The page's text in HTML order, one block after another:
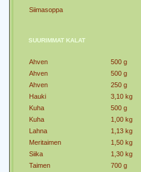
Siimasoppa
SUURIMMAT KALAT
Ahven
500 g
Ahven
500 g
Ahven
250 g
Hauki
3,10 kg
Kuha
500 g
Kuha
1,00 kg
Lahna
1,13 kg
Meritaimen
1,50 kg
Siika
1,30 kg
Taimen
700 g